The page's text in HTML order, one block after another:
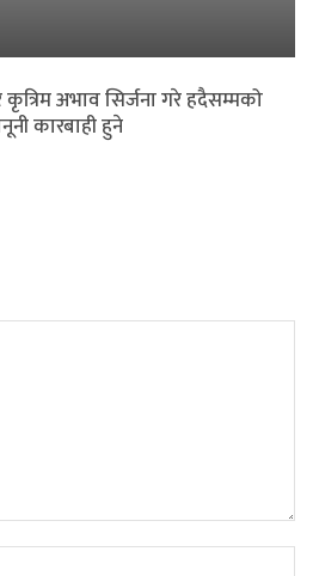
कृत्रिम अभाव सिर्जना गरे हदैसम्मको
कारबाही हुने